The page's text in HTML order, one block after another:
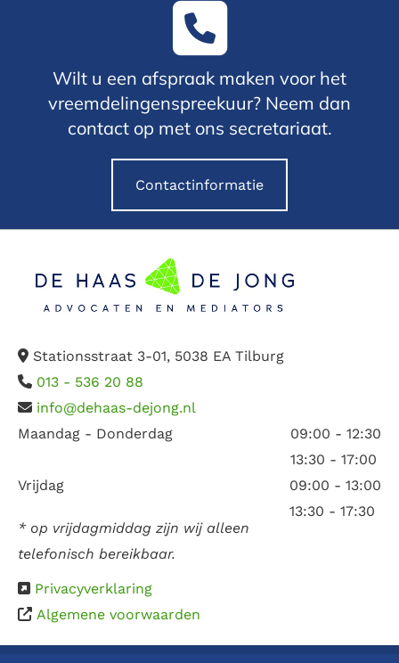
Wilt u een afspraak maken voor het
vreemdelingenspreekuur? Neem dan
contact op met ons secretariaat.
Contactinformatie
 Stationsstraat 3-01, 5038 EA Tilburg
 013 - 536 20 88
 info@dehaas-dejong.nl
Maandag - Donderdag
09:00 - 12:30
13:30 - 17:00
Vrijdag
09:00 - 13:00
13:30 - 17:30
* op vrijdagmiddag zijn wij alleen
telefonisch bereikbaar.
 Privacyverklaring
 Algemene voorwaarden